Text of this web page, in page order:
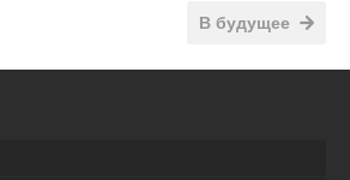
В будущее